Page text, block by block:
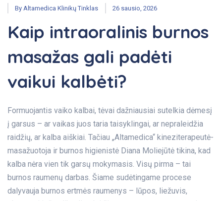
By Altamedica Klinikų Tinklas 26 sausio, 2026
Kaip intraoralinis burnos
masažas gali padėti
vaikui kalbėti?
Formuojantis vaiko kalbai, tėvai dažniausiai sutelkia dėmesį
į garsus – ar vaikas juos taria taisyklingai, ar nepraleidžia
raidžių, ar kalba aiškiai. Tačiau „Altamedica“ kineziterapeutė-
masažuotoja ir burnos higienistė Diana Moliejūtė tikina, kad
kalba nėra vien tik garsų mokymasis. Visų pirma – tai
burnos raumenų darbas. Šiame sudėtingame procese
dalyvauja burnos ertmės raumenys – lūpos, liežuvis,